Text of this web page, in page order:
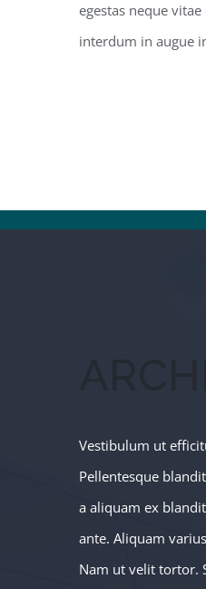
egestas neque
interdum in augue
Vestibulum ut
Pellentesque
a aliquam ex
ante. Aliquam
Nam ut velit tortor.